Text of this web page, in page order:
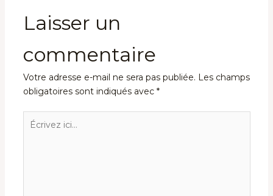
Laisser un
commentaire
Votre adresse e-mail ne sera pas publiée. Les champs
obligatoires sont indiqués avec *
Écrivez
ici…